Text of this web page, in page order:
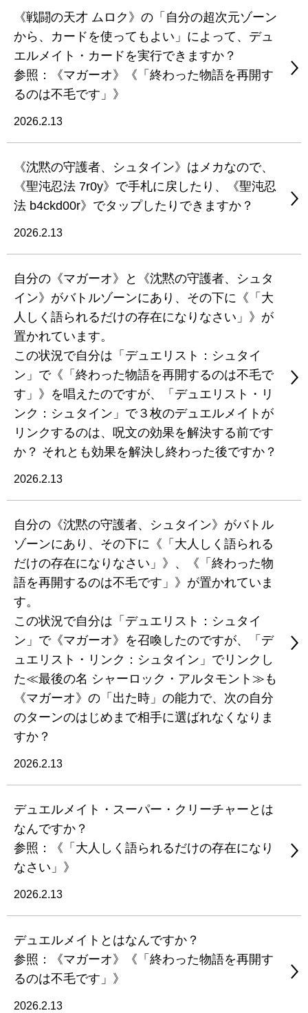
《戦闘の天才 ムロク》の「自分の超次元ゾーン
から、カードを使ってもよい」によって、デュ
エルメイト・カードを実行できますか？
参照：《マガーオ》《「終わった物語を再開す
るのは不毛です」》
2026.2.13
《沈黙の守護者、シュタイン》はメカなので、
《聖沌忍法 7r0y》で手札に戻したり、《聖沌忍
法 b4ckd00r》でタップしたりできますか？
2026.2.13
自分の《マガーオ》と《沈黙の守護者、シュタ
イン》がバトルゾーンにあり、その下に《「大
人しく語られるだけの存在になりなさい」》が
置かれています。
この状況で自分は「デュエリスト：シュタイ
ン」で《「終わった物語を再開するのは不毛で
す」》を唱えたのですが、「デュエリスト・リ
ンク：シュタイン」で３枚のデュエルメイトが
リンクするのは、呪文の効果を解決する前です
か？ それとも効果を解決し終わった後ですか？
2026.2.13
自分の《沈黙の守護者、シュタイン》がバトル
ゾーンにあり、その下に《「大人しく語られる
だけの存在になりなさい」》、《「終わった物
語を再開するのは不毛です」》が置かれていま
す。
この状況で自分は「デュエリスト：シュタイ
ン」で《マガーオ》を召喚したのですが、「デ
ュエリスト・リンク：シュタイン」でリンクし
た≪最後の名 シャーロック・アルタモント≫も
《マガーオ》の「出た時」の能力で、次の自分
のターンのはじめまで相手に選ばれなくなりま
すか？
2026.2.13
デュエルメイト・スーパー・クリーチャーとは
なんですか？
参照：《「大人しく語られるだけの存在になり
なさい」》
2026.2.13
デュエルメイトとはなんですか？
参照：《マガーオ》《「終わった物語を再開す
るのは不毛です」》
2026.2.13